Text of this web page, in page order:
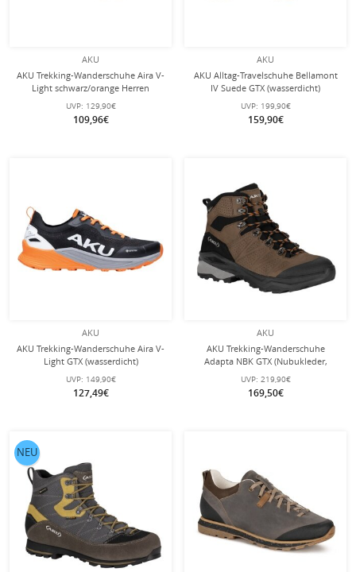
AKU
AKU Trekking-Wanderschuhe Aira V-
Light schwarz/orange Herren
UVP: 129,90€
109,96€
AKU
AKU Alltag-Travelschuhe Bellamont
IV Suede GTX (wasserdicht)
grün/schwarz Herren
UVP: 199,90€
159,90€
AKU
AKU Trekking-Wanderschuhe Aira V-
Light GTX (wasserdicht)
schwarz/orange Herren
UVP: 149,90€
127,49€
AKU
AKU Trekking-Wanderschuhe
Adapta NBK GTX (Nubukleder,
wasserdicht) braun Herren
UVP: 219,90€
169,50€
NEU